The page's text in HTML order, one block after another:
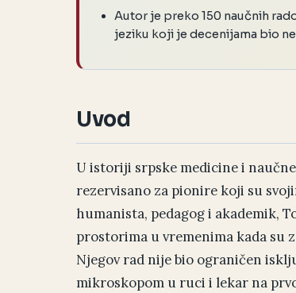
Autor je preko 150 naučnih
jeziku koji je decenijama bio
Uvod
U istoriji srpske medicine i
rezervisano za pionire koji su
humanista, pedagog i akademik,
prostorima u vremenima kada su
Njegov rad nije bio ograničen
mikroskopom u ruci i lekar na